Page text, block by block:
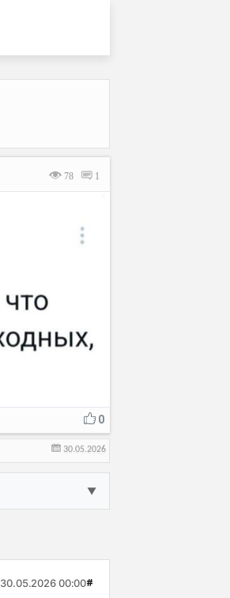
78 1
0
30.05.2026
▼
30.05.2026 00:00#